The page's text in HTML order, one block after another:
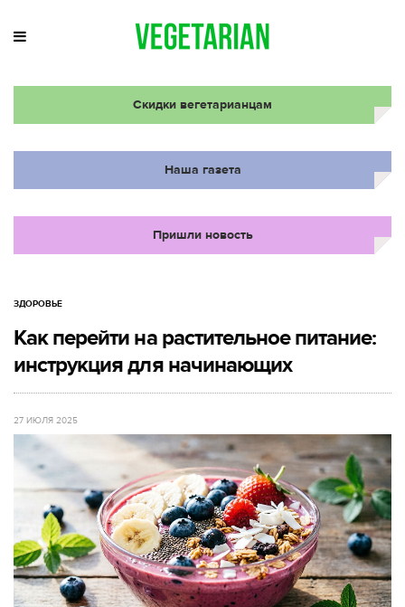
Скидки вегетарианцам
Наша газета
Пришли новость
ЗДОРОВЬЕ
Как перейти на растительное питание:
инструкция для начинающих
27 ИЮЛЯ 2025